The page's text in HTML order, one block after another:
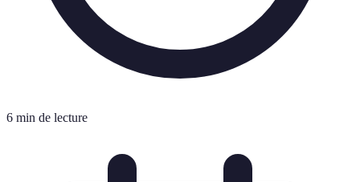
6 min de lecture